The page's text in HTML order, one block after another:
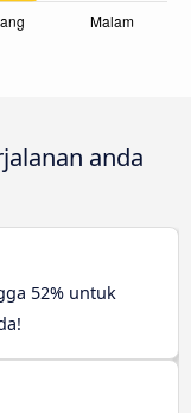
anda
52% untuk